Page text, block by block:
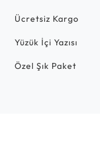
Ücretsiz Kargo
Yüzük İçi Yazısı
Özel Şık Paket